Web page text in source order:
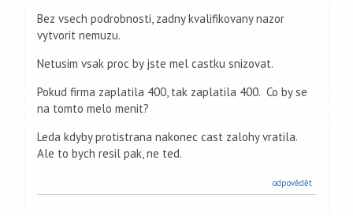
Bez vsech podrobnosti, zadny kvalifikovany nazor
vytvorit nemuzu.
Netusim vsak proc by jste mel castku snizovat.
Pokud firma zaplatila 400, tak zaplatila 400. Co by se
na tomto melo menit?
Leda kdyby protistrana nakonec cast zalohy vratila.
Ale to bych resil pak, ne ted.
odpovědět